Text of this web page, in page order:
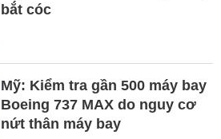
bắt cóc
Mỹ: Kiểm tra gần 500 máy bay
Boeing 737 MAX do nguy cơ
nứt thân máy bay